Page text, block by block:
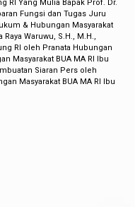
RI Yang Mulia Bapak Prof. Dr.
Fungsi dan Tugas Juru
& Hubungan Masyarakat
Waruwu, S.H., M.H.,
RI oleh Pranata Hubungan
Masyarakat BUA MA RI Ibu
Siaran Pers oleh
Masyarakat BUA MA RI Ibu